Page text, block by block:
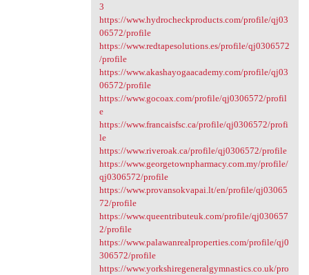
3
https://www.hydrocheckproducts.com/profile/qj03
06572/profile
https://www.redtapesolutions.es/profile/qj0306572
/profile
https://www.akashayogaacademy.com/profile/qj03
06572/profile
https://www.gocoax.com/profile/qj0306572/profil
e
https://www.francaisfsc.ca/profile/qj0306572/profi
le
https://www.riveroak.ca/profile/qj0306572/profile
https://www.georgetownpharmacy.com.my/profile/
qj0306572/profile
https://www.provansokvapai.lt/en/profile/qj03065
72/profile
https://www.queentributeuk.com/profile/qj030657
2/profile
https://www.palawanrealproperties.com/profile/qj0
306572/profile
https://www.yorkshiregeneralgymnastics.co.uk/pro